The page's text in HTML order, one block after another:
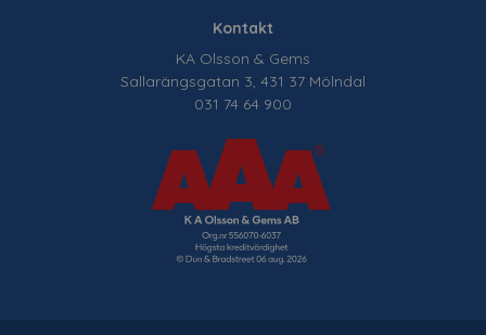
Kontakt
KA Olsson & Gems
Sallarängsgatan 3, 431 37 Mölndal
031 74 64 900